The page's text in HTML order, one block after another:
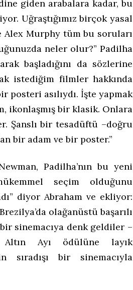
giden arabalara kadar, bu
Uğraştığımız birçok yasal
Murphy tüm bu soruları
neler olur?” Padilha
başladığını da sözlerine
istediğim filmler hakkında
posteri asılıydı. İşte yapmak
ikonlaşmış bir klasik. Onlara
Şanslı bir tesadüftü –doğru
bir adam ve bir poster.”
Padilha’nın bu yeni
seçim olduğunu
diyor Abraham ve ekliyor:
olağanüstü başarılı
bir sinemacıya denk geldiler –
Ayı ödülüne layık
bir sinemacıyla